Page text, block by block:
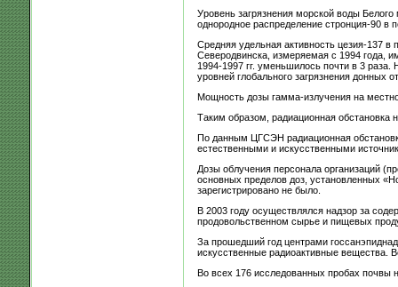
Уровень загрязнения морской воды
однородное распределение стронция-90 в
Средняя удельная активность цезия-137 в
Северодвинска, измеряемая с 1994 года,
1994-1997 гг. уменьшилось почти в 3
уровней глобального загрязнения донных
Мощность дозы гамма-излучения на
Таким образом, радиационная обстановка
По данным ЦГСЭН радиационная
естественными и искусственными
Дозы облучения персонала организаций
основных пределов доз, установленных
зарегистрировано не было.
В 2003 году осуществлялся надзор за
продовольственном сырье и пищевых
За прошедший год центрами
искусственные радиоактивные вещества.
Во всех 176 исследованных пробах почвы